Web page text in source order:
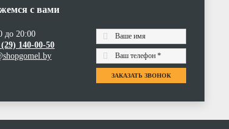
с вами
до 20:00
140-00-50
ЗАКАЗАТЬ ЗВОНОК